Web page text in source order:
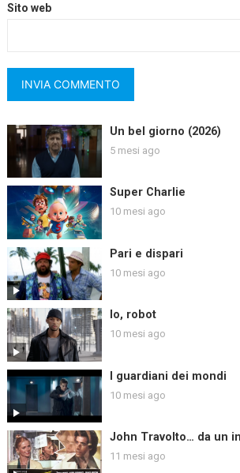
Sito web
Un bel giorno (2026)
5 mesi ago
Super Charlie
10 mesi ago
Pari e dispari
10 mesi ago
Io, robot
10 mesi ago
I guardiani dei mondi
10 mesi ago
John Travolto… da un
11 mesi ago